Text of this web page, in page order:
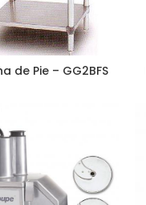
de Pie – GG2BFS